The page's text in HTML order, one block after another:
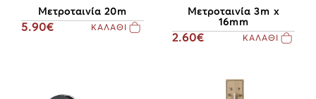
Μετροταινία 20m
5.90€ ΚΑΛΑΘΙ
Μετροταινία 3m x
16mm
2.60€ ΚΑΛΑΘΙ